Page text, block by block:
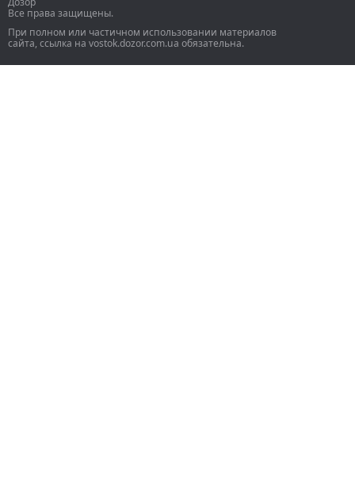
Все права защищены.
При полном или частичном использовании материалов
сайта, ссылка на vostok.dozor.com.ua обязательна.